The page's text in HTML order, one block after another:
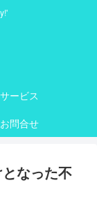
サービス
お問合せ
なった不